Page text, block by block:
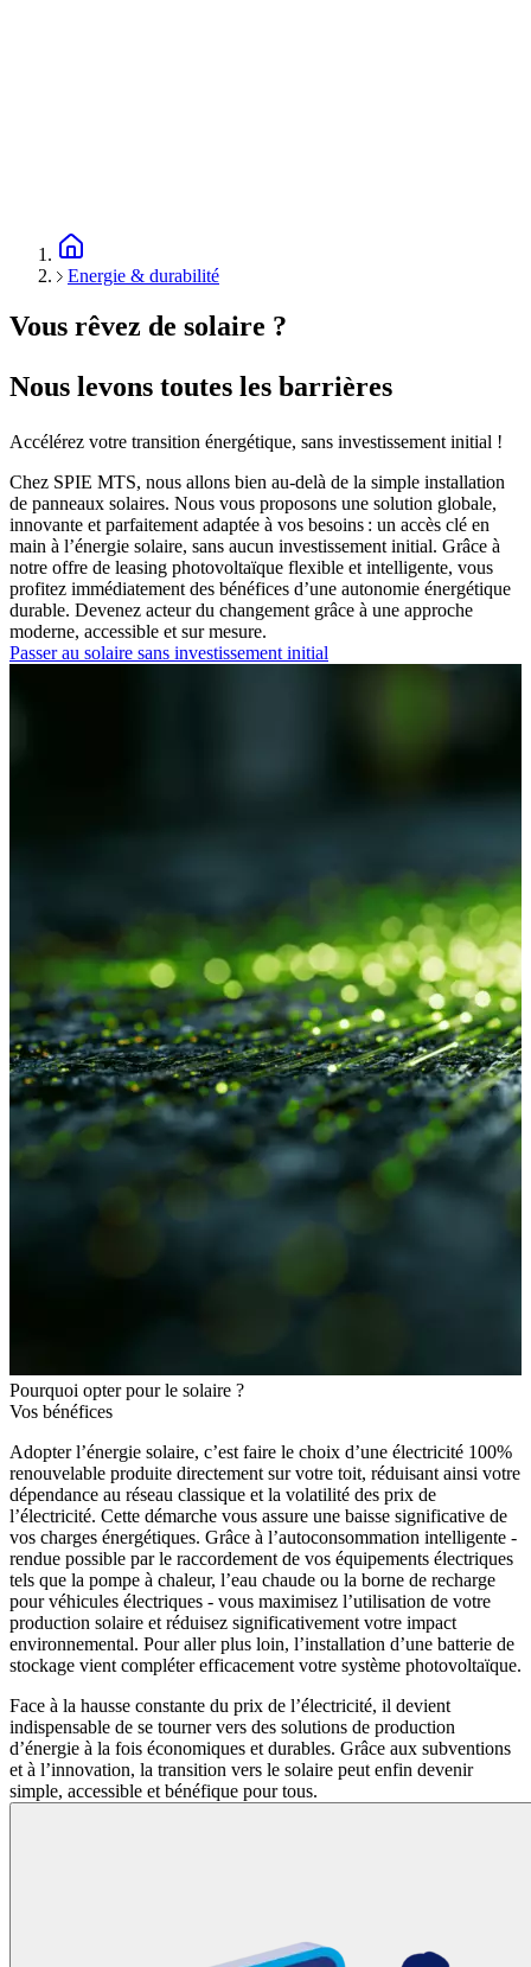
Energie & durabilité
Vous rêvez de solaire ?
Nous levons toutes les barrières
Accélérez votre transition énergétique, sans investissement initial !
Chez SPIE MTS, nous allons bien au-delà de la simple installation
de panneaux solaires. Nous vous proposons une solution globale,
innovante et parfaitement adaptée à vos besoins : un accès clé en
main à l’énergie solaire, sans aucun investissement initial. Grâce à
notre offre de leasing photovoltaïque flexible et intelligente, vous
profitez immédiatement des bénéfices d’une autonomie énergétique
durable. Devenez acteur du changement grâce à une approche
moderne, accessible et sur mesure.
Passer au solaire sans investissement initial
Pourquoi opter pour le solaire ?
Vos bénéfices
Adopter l’énergie solaire, c’est faire le choix d’une électricité 100%
renouvelable produite directement sur votre toit, réduisant ainsi votre
dépendance au réseau classique et la volatilité des prix de
l’électricité. Cette démarche vous assure une baisse significative de
vos charges énergétiques. Grâce à l’autoconsommation intelligente -
rendue possible par le raccordement de vos équipements électriques
tels que la pompe à chaleur, l’eau chaude ou la borne de recharge
pour véhicules électriques - vous maximisez l’utilisation de votre
production solaire et réduisez significativement votre impact
environnemental. Pour aller plus loin, l’installation d’une batterie de
stockage vient compléter efficacement votre système photovoltaïque.
Face à la hausse constante du prix de l’électricité, il devient
indispensable de se tourner vers des solutions de production
d’énergie à la fois économiques et durables. Grâce aux subventions
et à l’innovation, la transition vers le solaire peut enfin devenir
simple, accessible et bénéfique pour tous.